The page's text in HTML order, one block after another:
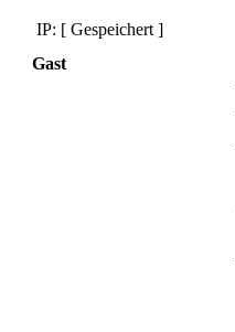
IP: [ Gespeichert ]
Gast